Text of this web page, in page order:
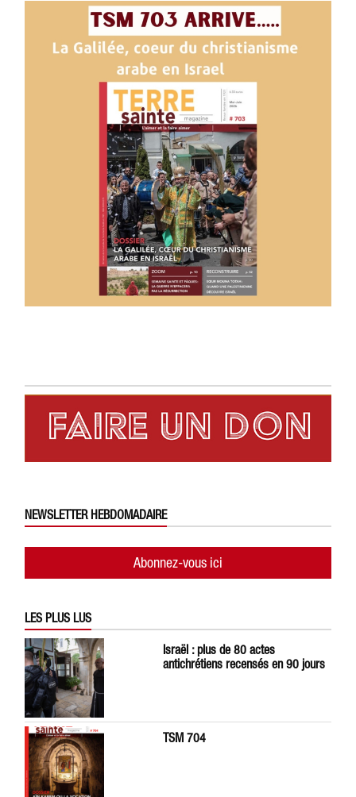
NEWSLETTER HEBDOMADAIRE
Abonnez-vous ici
LES PLUS LUS
Israël : plus de 80 actes
antichrétiens recensés en 90 jours
TSM 704